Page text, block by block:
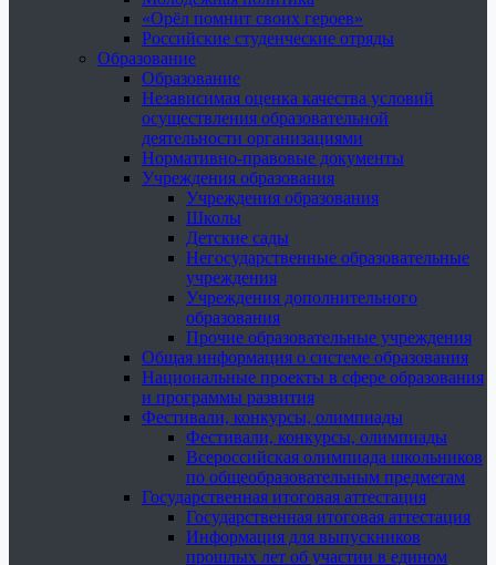
«Орёл помнит своих героев»
Российские студенческие отряды
Образование
Образование
Независимая оценка качества условий
осуществления образовательной
деятельности организациями
Нормативно-правовые документы
Учреждения образования
Учреждения образования
Школы
Детские сады
Негосударственные образовательные
учреждения
Учреждения дополнительного
образования
Прочие образовательные учреждения
Общая информация о системе образования
Национальные проекты в сфере образования
и программы развития
Фестивали, конкурсы, олимпиады
Фестивали, конкурсы, олимпиады
Всероссийская олимпиада школьников
по общеобразовательным предметам
Государственная итоговая аттестация
Государственная итоговая аттестация
Информация для выпускников
прошлых лет об участии в едином